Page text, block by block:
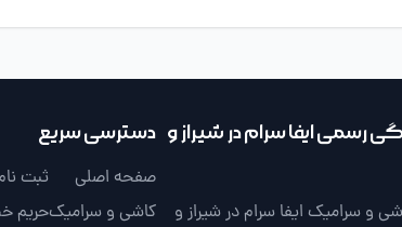
رسمی ایفا سرام در شیراز و
و سرامیک ایفا سرام در شیراز و
دسترسی سریع
صفحه اصلی
کاشی و سرامیک
ثبت
حریم